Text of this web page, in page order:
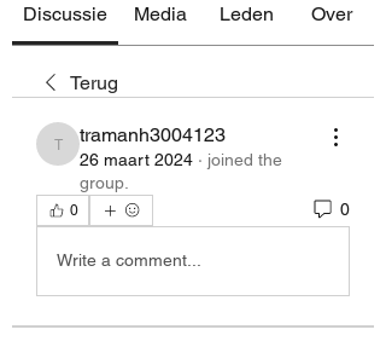
Discussie Media Leden Over
Terug
tramanh3004123
tramanh3004123
26 maart 2024 · joined the
group.
0 0
Write a comment...